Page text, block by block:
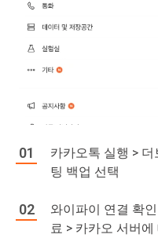
카카오톡 실행 > 더
팅 백업 선택
와이파이 연결 확
료 > 카카오 서버에